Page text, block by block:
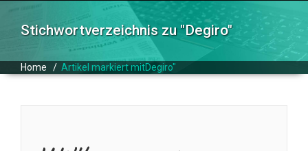
Stichwortverzeichnis zu "Degiro"
Home / Artikel markiert mitDegiro"